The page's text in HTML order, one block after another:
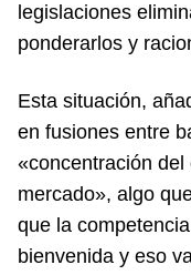
legislaciones
ponderarlos y
Esta situación,
en fusiones entre
«concentración
mercado», algo
que la
bienvenida y eso